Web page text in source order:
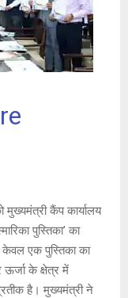
मुख्यमंत्री कैंप कार्यालय
पुस्तिका’ का
केवल एक पुस्तिका का
ऊर्जा के क्षेत्र में
है। मुख्यमंत्री ने